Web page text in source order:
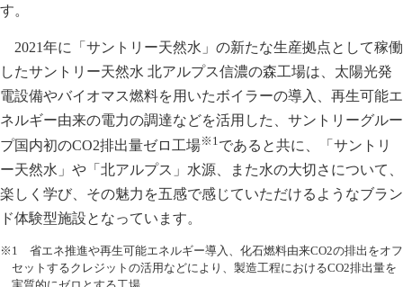
す。
2021年に「サントリー天然水」の新たな生産拠点として稼働
したサントリー天然水 北アルプス信濃の森工場は、太陽光発
電設備やバイオマス燃料を用いたボイラーの導入、再生可能エ
ネルギー由来の電力の調達などを活用した、サントリーグルー
プ国内初のCO2排出量ゼロ工場※1 であると共に、「サントリ
ー天然水」や「北アルプス」水源、また水の大切さについて、
楽しく学び、その魅力を五感で感じていただけるようなブラン
ド体験型施設となっています。
※1 省エネ推進や再生可能エネルギー導入、化石燃料由来CO2の排出をオフ
セットするクレジットの活用などにより、製造工程におけるCO2排出量を